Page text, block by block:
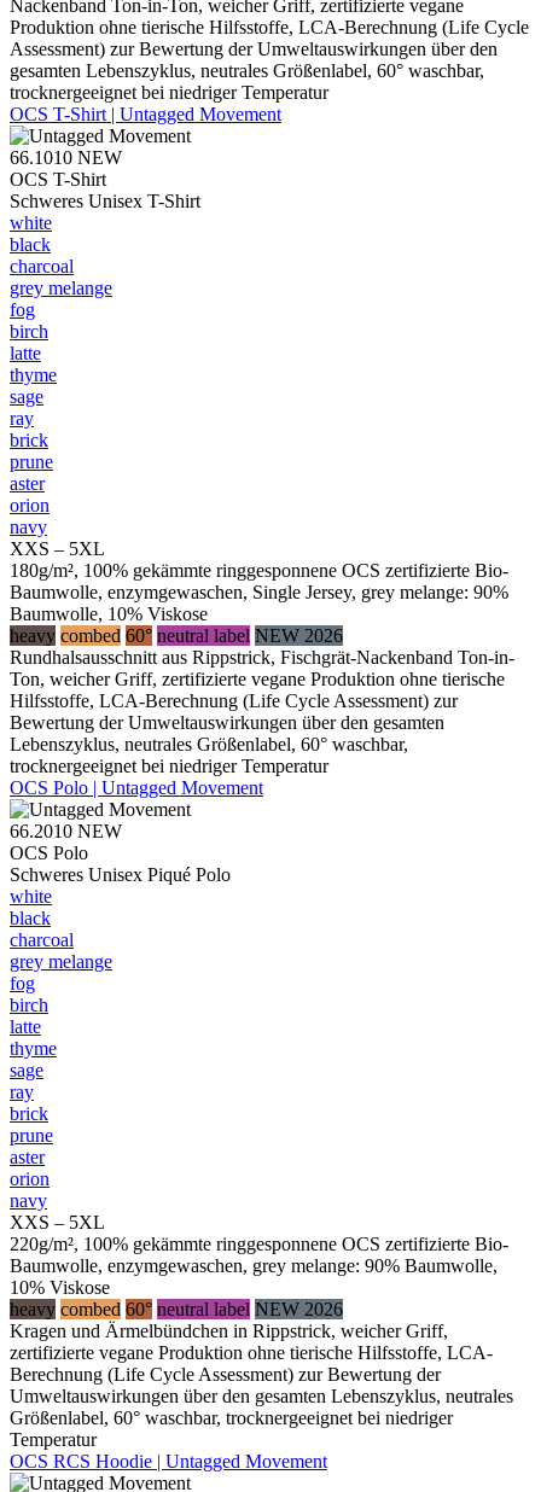
Nackenband Ton-in-Ton, weicher Griff, zertifizierte vegane
Produktion ohne tierische Hilfsstoffe, LCA-Berechnung (Life Cycle
Assessment) zur Bewertung der Umweltauswirkungen über den
gesamten Lebenszyklus, neutrales Größenlabel, 60° waschbar,
trocknergeeignet bei niedriger Temperatur
OCS T-Shirt | Untagged Movement
66.1010 NEW
OCS T-Shirt
Schweres Unisex T-Shirt
white
black
charcoal
grey melange
fog
birch
latte
thyme
sage
ray
brick
prune
aster
orion
navy
XXS – 5XL
180g/m², 100% gekämmte ringgesponnene OCS zertifizierte Bio-
Baumwolle, enzymgewaschen, Single Jersey, grey melange: 90%
Baumwolle, 10% Viskose
heavy combed 60° neutral label NEW 2026
Rundhalsausschnitt aus Rippstrick, Fischgrät-Nackenband Ton-in-
Ton, weicher Griff, zertifizierte vegane Produktion ohne tierische
Hilfsstoffe, LCA-Berechnung (Life Cycle Assessment) zur
Bewertung der Umweltauswirkungen über den gesamten
Lebenszyklus, neutrales Größenlabel, 60° waschbar,
trocknergeeignet bei niedriger Temperatur
OCS Polo | Untagged Movement
66.2010 NEW
OCS Polo
Schweres Unisex Piqué Polo
white
black
charcoal
grey melange
fog
birch
latte
thyme
sage
ray
brick
prune
aster
orion
navy
XXS – 5XL
220g/m², 100% gekämmte ringgesponnene OCS zertifizierte Bio-
Baumwolle, enzymgewaschen, grey melange: 90% Baumwolle,
10% Viskose
heavy combed 60° neutral label NEW 2026
Kragen und Ärmelbündchen in Rippstrick, weicher Griff,
zertifizierte vegane Produktion ohne tierische Hilfsstoffe, LCA-
Berechnung (Life Cycle Assessment) zur Bewertung der
Umweltauswirkungen über den gesamten Lebenszyklus, neutrales
Größenlabel, 60° waschbar, trocknergeeignet bei niedriger
Temperatur
OCS RCS Hoodie | Untagged Movement